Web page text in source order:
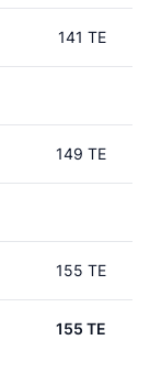
141 TE
149 TE
155 TE
155 TE